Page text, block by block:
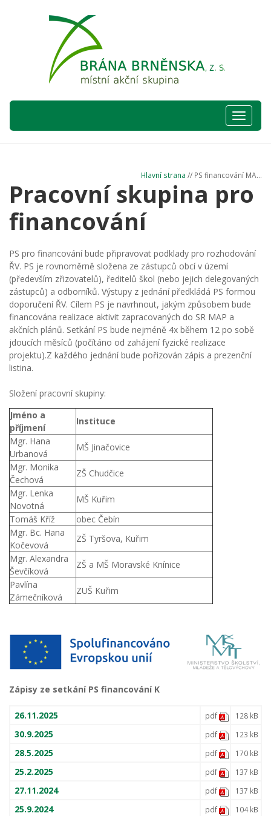
Hlavní
nabídka
Hlavní strana // PS financování MA...
Pracovní skupina pro
financování
PS pro financování bude připravovat podklady pro rozhodování
ŘV. PS je rovnoměrně složena ze zástupců obcí v území
(především zřizovatelů), ředitelů škol (nebo jejich delegovaných
zástupců) a odborníků. Výstupy z jednání předkládá PS formou
doporučení ŘV. Cílem PS je navrhnout, jakým způsobem bude
financována realizace aktivit zapracovaných do SR MAP a
akčních plánů. Setkání PS bude nejméně 4x během 12 po sobě
jdoucích měsíců (počítáno od zahájení fyzické realizace
projektu).Z každého jednání bude pořizován zápis a prezenční
listina.
Složení pracovní skupiny:
Jméno a
příjmení
Instituce
Mgr. Hana
Urbanová
MŠ Jinačovice
Mgr. Monika
Čechová
ZŠ Chudčice
Mgr. Lenka
Novotná
MŠ Kuřim
Tomáš Kříž
obec Čebín
Mgr. Bc. Hana
Kočevová
ZŠ Tyršova, Kuřim
Mgr. Alexandra
Ševčíková
ZŠ a MŠ Moravské Knínice
Pavlína
Zámečníková
ZUŠ Kuřim
Zápisy ze setkání PS financování K
26.11.2025 pdf 128 kB
30.9.2025 pdf 123 kB
28.5.2025 pdf 170 kB
25.2.2025 pdf 137 kB
27.11.2024 pdf 137 kB
25.9.2024 pdf 104 kB